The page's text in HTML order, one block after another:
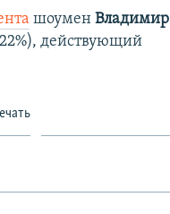
шоуменВладимир
действующий